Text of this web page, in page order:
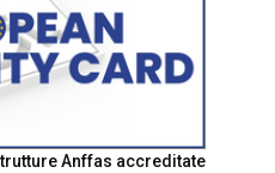
Anffas accreditate